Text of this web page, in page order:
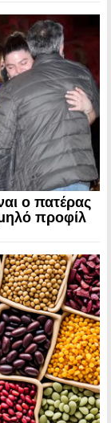
ο πατέρας
προφίλ